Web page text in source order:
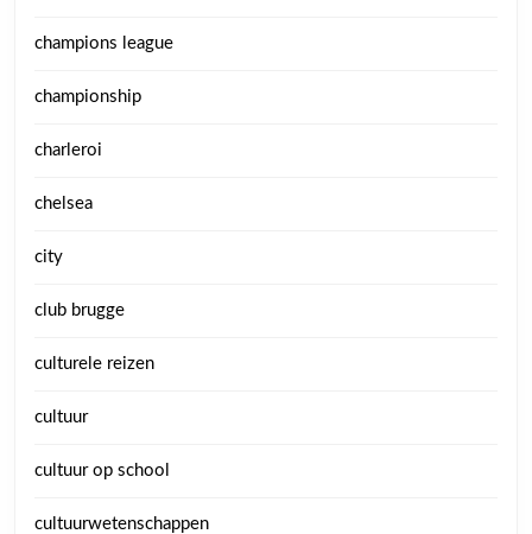
champions league
championship
charleroi
chelsea
city
club brugge
culturele reizen
cultuur
cultuur op school
cultuurwetenschappen